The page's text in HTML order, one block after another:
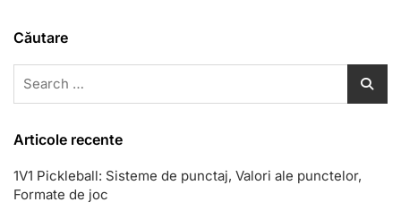
Căutare
Articole recente
1V1 Pickleball: Sisteme de punctaj, Valori ale punctelor,
Formate de joc